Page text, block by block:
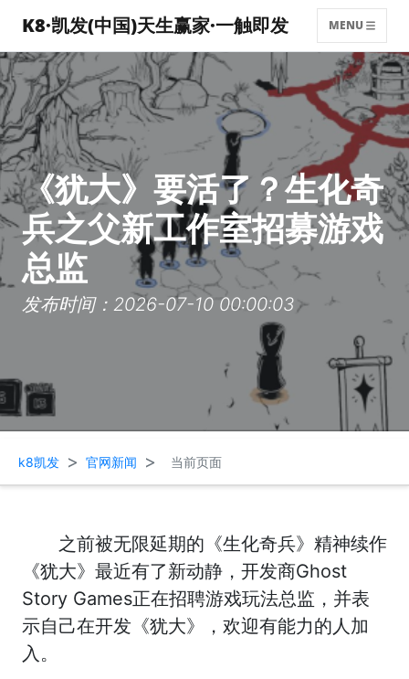
K8·凯发(中国)天生赢家·一触即发 MENU
《犹大》要活了？生化奇
兵之父新工作室招募游戏
总监
发布时间：2026-07-10 00:00:03
k8凯发 > 官网新闻 > 当前页面
之前被无限延期的《生化奇兵》精神续作
《犹大》最近有了新动静，开发商Ghost
Story Games正在招聘游戏玩法总监，并表
示自己在开发《犹大》，欢迎有能力的人加
入。